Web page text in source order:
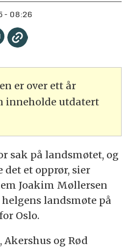
- 08:26
er over ett år
inneholde utdatert
sak på landsmøtet, og
et opprør, sier
Joakim Møllersen
landsmøte på
Oslo.
og Rød